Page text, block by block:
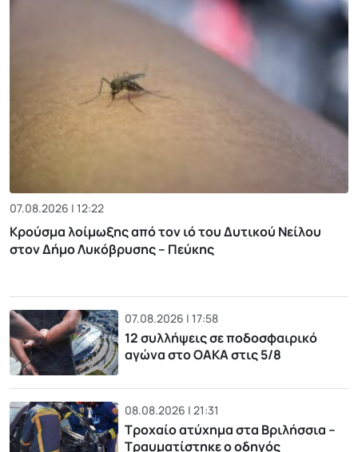
07.08.2026 | 12:22
Κρούσμα λοίμωξης από τον ιό του Δυτικού Νείλου
στον Δήμο Λυκόβρυσης – Πεύκης
07.08.2026 | 17:58
12 συλλήψεις σε ποδοσφαιρικό
αγώνα στο ΟΑΚΑ στις 5/8
08.08.2026 | 21:31
Τροχαίο ατύχημα στα Βριλήσσια –
Τραυματίστηκε ο οδηγός